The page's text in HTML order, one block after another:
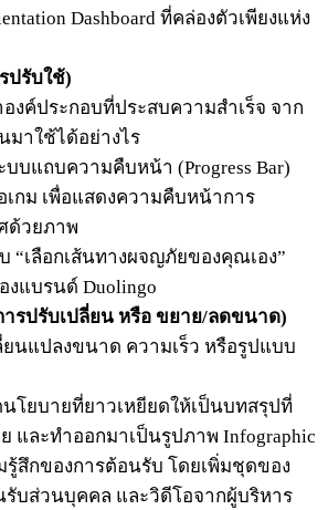
Dashboard ที่คล่องตัวเพียงแห่ง
ปรับใช้)
งค์ประกอบที่ประสบความสำเร็จ จาก
มาใช้ได้อย่างไร
บบแถบความคืบหน้า (Progress Bar)
เกม เพื่อแสดงความคืบหน้าการ
ด้วยภาพ
“เลือกเส้นทางผจญภัยของคุณเอง”
งแบรนด์ Duolingo
ารปรับเปลี่ยน หรือ ขยาย/ลดขนาด)
ยนแปลงขนาด ความเร็ว หรือรูปแบบ
โยบายที่ยาวเหยียดให้เป็นบทสรุปที่
ย และทำออกมาเป็นรูปภาพ Infographic
รู้สึกของการต้อนรับ โดยเพิ่มชุดของ
บส่วนบุคคล และวิดีโอจากผู้บริหาร